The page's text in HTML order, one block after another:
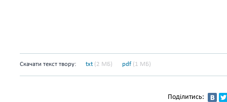
Скачати текст твору: txt (2 МБ) pdf (1 МБ)
Поділитись: